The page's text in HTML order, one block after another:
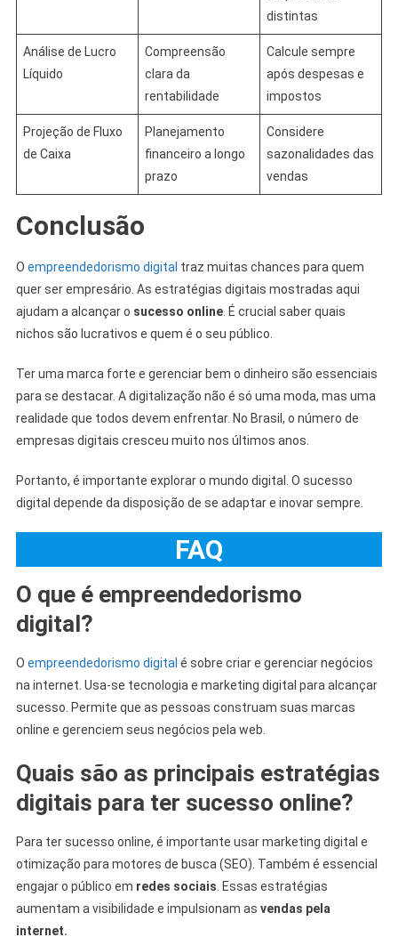
distintas
Análise de Lucro
Líquido
Compreensão
clara da
rentabilidade
Calcule sempre
após despesas e
impostos
Projeção de Fluxo
de Caixa
Planejamento
financeiro a longo
prazo
Considere
sazonalidades das
vendas
Conclusão
O empreendedorismo digital traz muitas chances para quem
quer ser empresário. As estratégias digitais mostradas aqui
ajudam a alcançar o sucesso online. É crucial saber quais
nichos são lucrativos e quem é o seu público.
Ter uma marca forte e gerenciar bem o dinheiro são essenciais
para se destacar. A digitalização não é só uma moda, mas uma
realidade que todos devem enfrentar. No Brasil, o número de
empresas digitais cresceu muito nos últimos anos.
Portanto, é importante explorar o mundo digital. O sucesso
digital depende da disposição de se adaptar e inovar sempre.
FAQ
O que é empreendedorismo
digital?
O empreendedorismo digital é sobre criar e gerenciar negócios
na internet. Usa-se tecnologia e marketing digital para alcançar
sucesso. Permite que as pessoas construam suas marcas
online e gerenciem seus negócios pela web.
Quais são as principais estratégias
digitais para ter sucesso online?
Para ter sucesso online, é importante usar marketing digital e
otimização para motores de busca (SEO). Também é essencial
engajar o público em redes sociais . Essas estratégias
aumentam a visibilidade e impulsionam as vendas pela
internet.